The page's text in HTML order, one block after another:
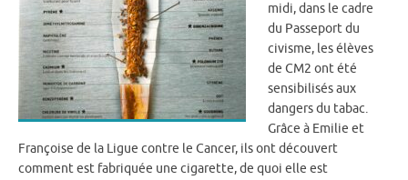
midi, dans le cadre
du Passeport du
civisme, les élèves
de CM2 ont été
sensibilisés aux
dangers du tabac.
Grâce à Emilie et
Françoise de la Ligue contre le Cancer, ils ont découvert
comment est fabriquée une cigarette, de quoi elle est